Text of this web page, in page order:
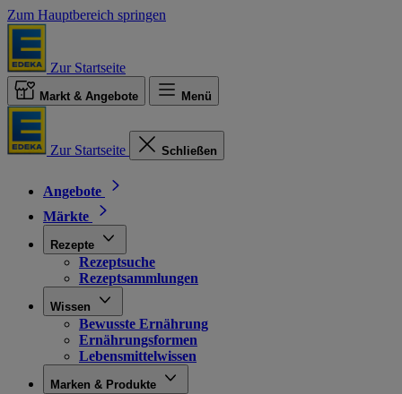
Zum Hauptbereich springen
Zur Startseite
Markt & Angebote Menü
Zur Startseite Schließen
Angebote
Märkte
Rezepte
Rezeptsuche
Rezeptsammlungen
Wissen
Bewusste Ernährung
Ernährungsformen
Lebensmittelwissen
Marken & Produkte